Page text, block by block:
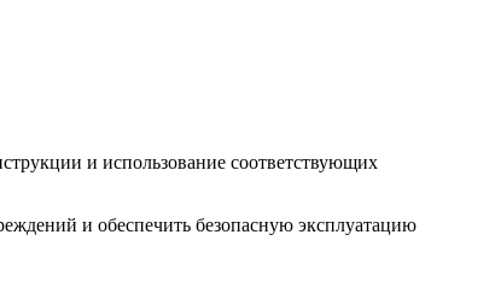
и использование соответствующих
и обеспечить безопасную эксплуатацию